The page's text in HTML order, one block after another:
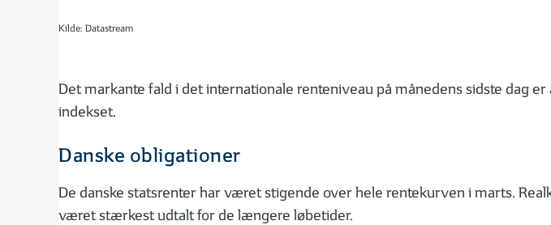
Kilde: Datastream
Det markante fald i det internationale renteniveau på månedens sidste dag
indekset.
Danske obligationer
De danske statsrenter har været stigende over hele rentekurven i marts.
været stærkest udtalt for de længere løbetider.